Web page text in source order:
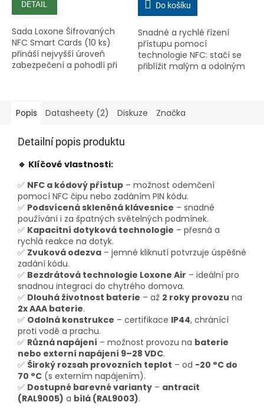
DETAIL
Sada Loxone Šifrovaných
NFC Smart Cards (10 ks)
přináší nejvyšší úroveň
zabezpečení a pohodlí při
dat...
Do košíku
Snadné a rychlé řízení
přístupu pomocí
technologie NFC: stačí se
přiblížit malým a odolným
Smart Home....
Popis Datasheety (2) Diskuze Značka
Detailní popis produktu
🔹 Klíčové vlastnosti:
✅ NFC a kódový přístup – možnost odemčení
pomocí NFC čipu nebo zadáním PIN kódu.
✅ Podsvícená skleněná klávesnice – snadné
používání i za špatných světelných podmínek.
✅ Kapacitní dotyková technologie – přesná a
rychlá reakce na dotyk.
✅ Zvuková odezva – jemné kliknutí potvrzuje úspěšné
zadání kódu.
✅ Bezdrátová technologie Loxone Air – ideální pro
snadnou integraci do chytrého domova.
✅ Dlouhá životnost baterie – až 2 roky provozu na
2x AAA baterie.
✅ Odolná konstrukce – certifikace IP44, chránící
proti vodě a prachu.
✅ Různá napájení – možnost provozu na baterie
nebo externí napájení 9–28 VDC.
✅ Široký rozsah provozních teplot – od -20 °C do
70 °C (s externím napájením).
✅ Dostupné barevné varianty – antracit
(RAL9005) a bílá (RAL9003).